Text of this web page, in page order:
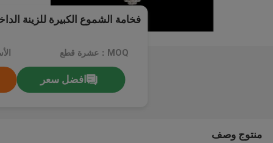
فخامة الشموع الكبيرة للزينة
MOQ：عشرة قطع
افضل سعر
منتوج وصف